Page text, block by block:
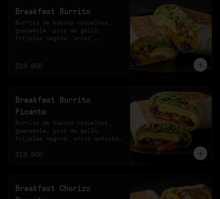
Breakfast Burrito
Burrito de huevos revueltos,
guacamole, pico de gallo,
frijoles negros, arroz
$19.900
Breakfast Burrito
Picante
Burrito de huevos revueltos,
guacamole, pico de gallo,
frijoles negros, arroz achiote,
habanero.
$19.900
Breakfast Chorizo